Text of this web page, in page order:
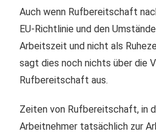
Auch wenn Rufbereitschaft
EU-Richtlinie und den
Arbeitszeit und nicht als
sagt dies noch nichts über die
Rufbereitschaft aus.
Zei­ten von Rufbereitschaft, in
Arbeitnehmer tatsächlich zur